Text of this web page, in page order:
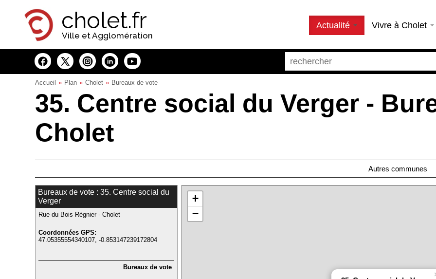
cholet.fr
Ville et Agglomération
Actualité Vivre à Cholet
Accueil Plan Cholet Bureaux de vote
35. Centre social du Verger -
Cholet
Autres communes
Bureaux de vote : 35. Centre social du
Verger
Rue du Bois Régnier - Cholet
Coordonnées GPS:
47.05355554340107, -0.853147239172804
Bureaux de vote
+
−